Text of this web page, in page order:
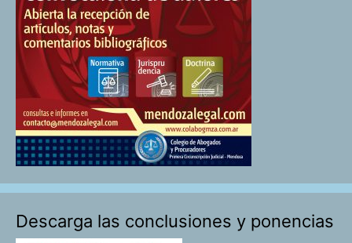
Descarga las conclusiones y ponencias